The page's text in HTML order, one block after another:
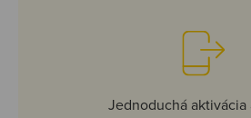
Jednoduchá aktivácia